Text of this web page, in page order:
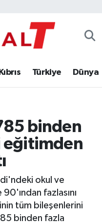
Kıbrıs Türkiye Dünya
binden
eğitimden
okul ve
fazlasını
tüm bileşenlerini
binden fazla